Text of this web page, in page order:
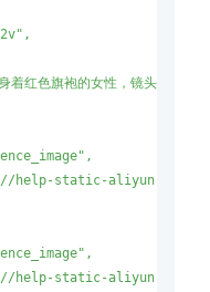
色旗袍的女性，镜头先以侧面
help-static-aliyun-
help-static-aliyun-